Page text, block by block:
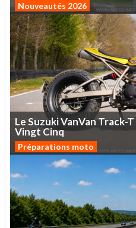
Nouveautés 2026
LeSuzukiVanVanTrack-T
Vingt Cinq
Préparations moto